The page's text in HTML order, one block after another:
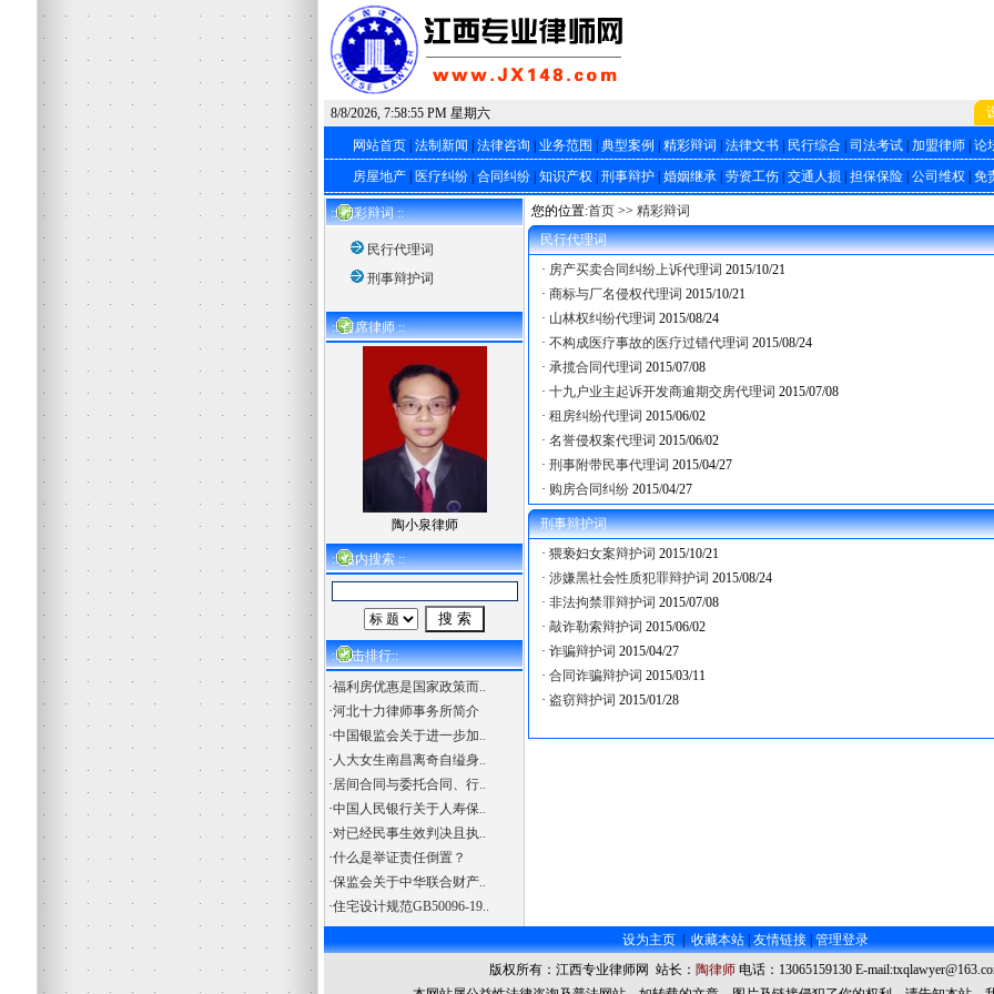
8/8/2026, 7:58:56 PM 星期六
网站首页 法制新闻 法律咨询 业务范围 典型案例 精彩辩词 法律文书 民行综合 司法考试 加盟律师 论
房屋地产
医疗纠纷 合同纠纷 知识产权 刑事辩护 婚姻继承 劳资工伤 交通人损 担保保险 公司维权 免
:: 精彩辩词 ::
民行代理词
刑事辩护词
:: 首席律师 ::
陶小泉律师
:: 站内搜索 ::
::点击排行::
·福利房优惠是国家政策而..
·河北十力律师事务所简介
·中国银监会关于进一步加..
· 人大女生南昌离奇自缢身..
·居间合同与委托合同、行..
·中国人民银行关于人寿保..
·对已经民事生效判决且执..
·什么是举证责任倒置？
·保监会关于中华联合财产..
·住宅设计规范GB50096-19..
您的位置:首页 >> 精彩辩词
民行代理词
· 房产买卖合同纠纷上诉代理词 2015/10/21
· 商标与厂名侵权代理词 2015/10/21
· 山林权纠纷代理词 2015/08/24
· 不构成医疗事故的医疗过错代理词 2015/08/24
· 承揽合同代理词 2015/07/08
· 十九户业主起诉开发商逾期交房代理词 2015/07/08
· 租房纠纷代理词 2015/06/02
· 名誉侵权案代理词 2015/06/02
· 刑事附带民事代理词 2015/04/27
· 购房合同纠纷 2015/04/27
刑事辩护词
· 猥亵妇女案辩护词 2015/10/21
· 涉嫌黑社会性质犯罪辩护词 2015/08/24
· 非法拘禁罪辩护词 2015/07/08
· 敲诈勒索辩护词 2015/06/02
· 诈骗辩护词 2015/04/27
· 合同诈骗辩护词 2015/03/11
· 盗窃辩护词 2015/01/28
设为主页 收藏本站 友情链接 管理登录
版权所有：江西专业律师网 站长： 陶律师电话：13065159130 E-